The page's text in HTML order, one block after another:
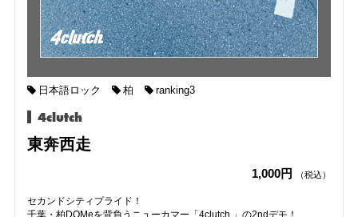
日本語ロック 柏 ranking3
4clutch
東奔西走
1,000円 （税込）
セカンドシティプライド！
千葉・柏DOMeを背負うニューカマー「4clutch 」の2ndデモ！